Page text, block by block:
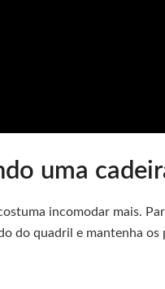
uma
incomodar mais.
do quadril e mantenha os